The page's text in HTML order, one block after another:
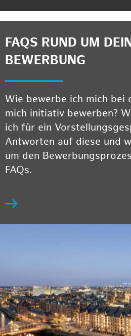
FAQS RUND UM
BEWERBUNG
Wie bewerbe ich mich bei
mich initiativ bewerben?
ich für ein
Antworten auf diese und
um den
FAQs.